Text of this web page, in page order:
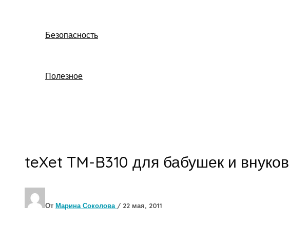
Безопасность
Полезное
teXet TM-B310 для бабушек и внуков
От Марина Соколова / 22 мая, 2011